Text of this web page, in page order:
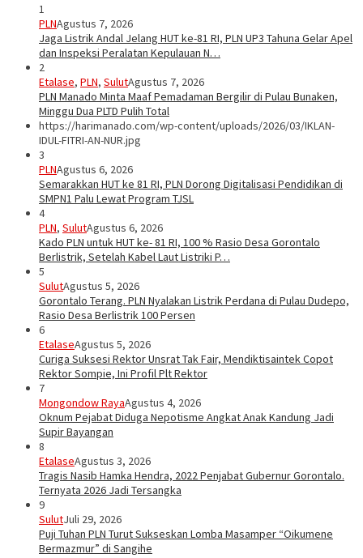
1
PLNAgustus 7, 2026
Jaga Listrik Andal Jelang HUT ke-81 RI, PLN UP3 Tahuna Gelar Apel
dan Inspeksi Peralatan Kepulauan N…
2
Etalase, PLN, SulutAgustus 7, 2026
PLN Manado Minta Maaf Pemadaman Bergilir di Pulau Bunaken,
Minggu Dua PLTD Pulih Total
https://harimanado.com/wp-content/uploads/2026/03/IKLAN-
IDUL-FITRI-AN-NUR.jpg
3
PLNAgustus 6, 2026
Semarakkan HUT ke 81 RI, PLN Dorong Digitalisasi Pendidikan di
SMPN1 Palu Lewat Program TJSL
4
PLN, SulutAgustus 6, 2026
Kado PLN untuk HUT ke- 81 RI, 100 % Rasio Desa Gorontalo
Berlistrik, Setelah Kabel Laut Listriki P…
5
SulutAgustus 5, 2026
Gorontalo Terang. PLN Nyalakan Listrik Perdana di Pulau Dudepo,
Rasio Desa Berlistrik 100 Persen
6
EtalaseAgustus 5, 2026
Curiga Suksesi Rektor Unsrat Tak Fair, Mendiktisaintek Copot
Rektor Sompie, Ini Profil Plt Rektor
7
Mongondow RayaAgustus 4, 2026
Oknum Pejabat Diduga Nepotisme Angkat Anak Kandung Jadi
Supir Bayangan
8
EtalaseAgustus 3, 2026
Tragis Nasib Hamka Hendra, 2022 Penjabat Gubernur Gorontalo.
Ternyata 2026 Jadi Tersangka
9
SulutJuli 29, 2026
Puji Tuhan PLN Turut Sukseskan Lomba Masamper “Oikumene
Bermazmur” di Sangihe